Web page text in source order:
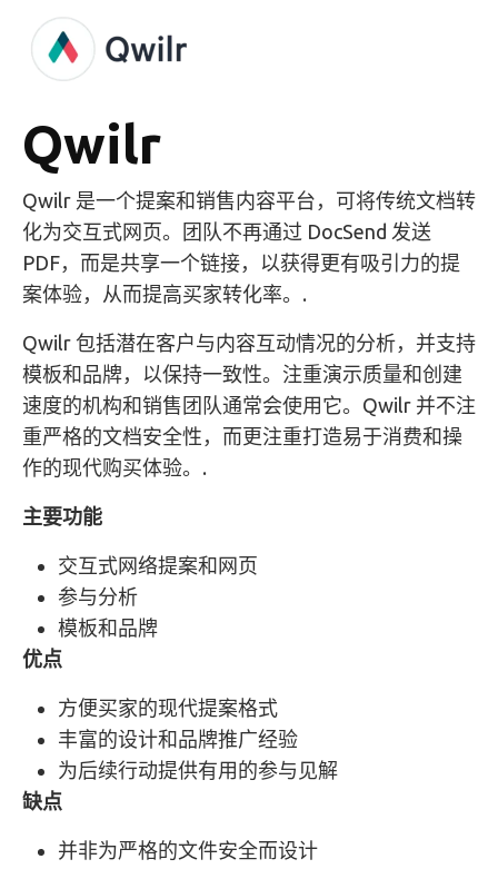
Qwilr
Qwilr 是一个提案和销售内容平台，可将传统文档转
化为交互式网页。团队不再通过 DocSend 发送
PDF，而是共享一个链接，以获得更有吸引力的提
案体验，从而提高买家转化率。.
Qwilr 包括潜在客户与内容互动情况的分析，并支持
模板和品牌，以保持一致性。注重演示质量和创建
速度的机构和销售团队通常会使用它。Qwilr 并不注
重严格的文档安全性，而更注重打造易于消费和操
作的现代购买体验。.
主要功能
交互式网络提案和网页
参与分析
模板和品牌
优点
方便买家的现代提案格式
丰富的设计和品牌推广经验
为后续行动提供有用的参与见解
缺点
并非为严格的文件安全而设计